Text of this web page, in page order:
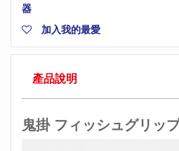
器
加入我的最愛
產品說明
鬼掛 フィッシュグリッ